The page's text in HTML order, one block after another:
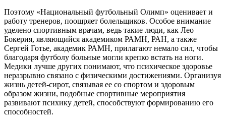
Поэтому «Национальный футбольный Олимп» оценивает и
работу тренеров, поощряет болельщиков. Особое внимание
уделено спортивным врачам, ведь такие люди, как Лео
Бокерия, являющийся академиком РАМН, РАН, а также
Сергей Готье, академик РАМН, прилагают немало сил, чтобы
благодаря футболу больные могли крепко встать на ноги.
Медики лучше других понимают, что психическое здоровье
неразрывно связано с физическими достижениями. Организуя
жизнь детей-сирот, связывая ее со спортом и здоровым
образом жизни, подобные спортивные мероприятия
развивают психику детей, способствуют формированию его
способностей.